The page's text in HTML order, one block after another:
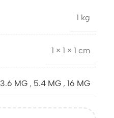
1 kg
1 × 1 × 1 cm
3.6 MG , 5.4 MG , 16 MG